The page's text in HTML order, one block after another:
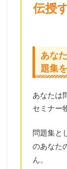
伝授
あな
題集
あなたは
セミナー
問題集と
のあなた
ん。